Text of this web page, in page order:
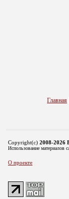
Главная
Copyright(c) 2008-2026
Использование материалов
О проекте